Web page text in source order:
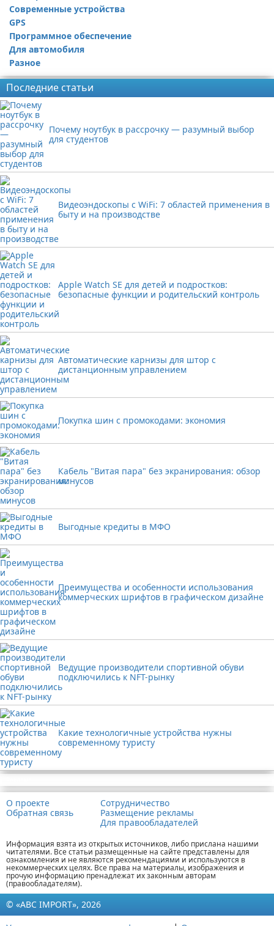
Современные устройства
GPS
Программное обеспечение
Для автомобиля
Разное
Последние статьи
Почему ноутбук в рассрочку — разумный выбор
для студентов
Видеоэндоскопы с WiFi: 7 областей применения в
быту и на производстве
Apple Watch SE для детей и подростков:
безопасные функции и родительский контроль
Автоматические карнизы для штор с
дистанционным управлением
Покупка шин с промокодами: экономия
Кабель "Витая пара" без экранирования: обзор
минусов
Выгодные кредиты в МФО
Преимущества и особенности использования
коммерческих шрифтов в графическом дизайне
Ведущие производители спортивной обуви
подключились к NFT-рынку
Какие технологичные устройства нужны
современному туристу
О проекте
Обратная связь
Сотрудничество
Размещение рекламы
Для правообладателей
Информация взята из открытых источников, либо прислана нашими
читателями. Все статьи размещенные на сайте представлены для
ознакомления и не являются рекомендациями и используются в
некоммерческих целях. Все права на материалы, изображения и
прочую информацию пренадлежат их законным авторам
(правообладателям).
© «ABC IMPORT», 2026